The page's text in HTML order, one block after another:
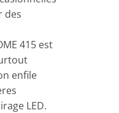
des
415 est
enfile
LED.